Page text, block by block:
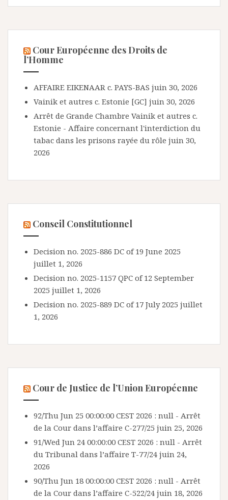
Cour Européenne des Droits de
l’Homme
AFFAIRE EIKENAAR c. PAYS-BAS juin 30, 2026
Vainik et autres c. Estonie [GC] juin 30, 2026
Arrêt de Grande Chambre Vainik et autres c.
Estonie - Affaire concernant l'interdiction du
tabac dans les prisons rayée du rôle juin 30,
2026
Conseil Constitutionnel
Decision no. 2025-886 DC of 19 June 2025
juillet 1, 2026
Decision no. 2025-1157 QPC of 12 September
2025 juillet 1, 2026
Decision no. 2025-889 DC of 17 July 2025 juillet
1, 2026
Cour de Justice de l’Union Européenne
92/Thu Jun 25 00:00:00 CEST 2026 : null - Arrêt
de la Cour dans l’affaire C-277/25 juin 25, 2026
91/Wed Jun 24 00:00:00 CEST 2026 : null - Arrêt
du Tribunal dans l’affaire T-77/24 juin 24,
2026
90/Thu Jun 18 00:00:00 CEST 2026 : null - Arrêt
de la Cour dans l’affaire C-522/24 juin 18, 2026